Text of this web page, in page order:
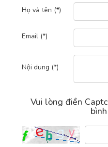
Họ và tên (*)
Email (*)
Nội dung (*)
Vui lòng điền